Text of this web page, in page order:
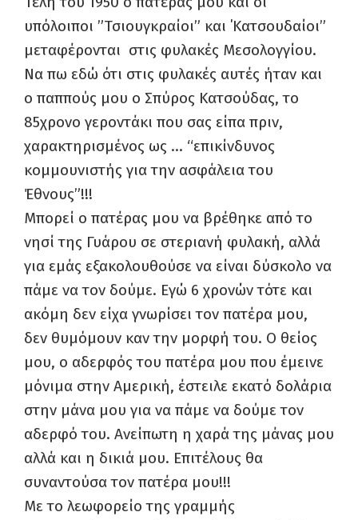
υπόλοιποι ”Τσιουγκραίοι” και ΄Κατσουδαίοι”
μεταφέρονται στις φυλακές Μεσολογγίου.
Να πω εδώ ότι στις φυλακές αυτές ήταν και
ο παππούς μου ο Σπύρος Κατσούδας, το
85χρονο γεροντάκι που σας είπα πριν,
χαρακτηρισμένος ως … “επικίνδυνος
κομμουνιστής για την ασφάλεια του
Έθνους”!!!
Μπορεί ο πατέρας μου να βρέθηκε από το
νησί της Γυάρου σε στεριανή φυλακή, αλλά
για εμάς εξακολουθούσε να είναι δύσκολο να
πάμε να τον δούμε. Εγώ 6 χρονών τότε και
ακόμη δεν είχα γνωρίσει τον πατέρα μου,
δεν θυμόμουν καν την μορφή του. Ο θείος
μου, ο αδερφός του πατέρα μου που έμεινε
μόνιμα στην Αμερική, έστειλε εκατό δολάρια
στην μάνα μου για να πάμε να δούμε τον
αδερφό του. Ανείπωτη η χαρά της μάνας μου
αλλά και η δικιά μου. Επιτέλους θα
συναντούσα τον πατέρα μου!!!
Με το λεωφορείο της γραμμής